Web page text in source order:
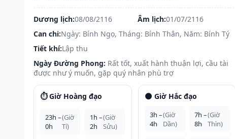
Dương lịch:08/08/2116 Âm lịch:01/07/2116
Can chi:Ngày: Bính Ngọ, Tháng: Bính Thân, Năm: Bính Tý
Tiết khí:Lập thu
Ngày Đường Phong: Rất tốt, xuất hành thuận lợi, cầu tài
được như ý muốn, gặp quý nhân phù trợ
⏱️ Giờ Hoàng đạo
23h –
0h
(Giờ
Tí)
1h –
2h
(Giờ
Sửu)
🌑 Giờ Hắc đạo
3h –
4h
(Giờ
Dần)
7h –
8h
(Giờ
Thìn)